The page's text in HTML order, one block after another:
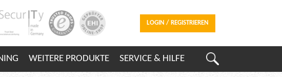
LOGIN / REGISTRIEREN
WEITERE PRODUKTE SERVICE & HILFE